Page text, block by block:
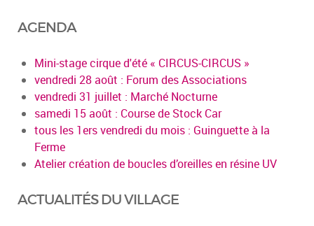
AGENDA
Mini-stage cirque d'été « CIRCUS-CIRCUS »
vendredi 28 août : Forum des Associations
vendredi 31 juillet : Marché Nocturne
samedi 15 août : Course de Stock Car
tous les 1ers vendredi du mois : Guinguette à la
Ferme
Atelier création de boucles d’oreilles en résine UV
ACTUALITÉS DU VILLAGE